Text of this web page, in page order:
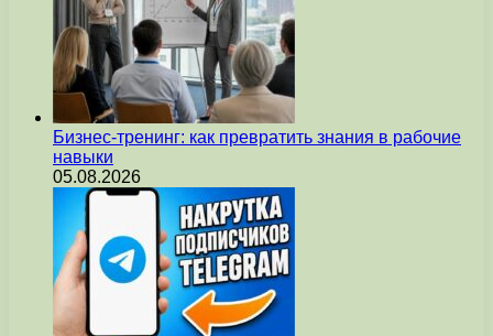
Бизнес-тренинг: как превратить знания в рабочие
навыки
05.08.2026